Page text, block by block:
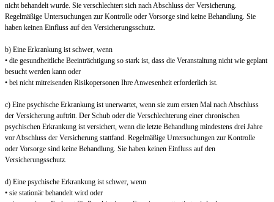
nicht behandelt wurde. Sie verschlechtert sich nach Abschluss der Versicherung.
Regelmäßige Untersuchungen zur Kontrolle oder Vorsorge sind keine Behandlung. Sie
haben keinen Einfluss auf den Versicherungsschutz.
b) Eine Erkrankung ist schwer, wenn
• die gesundheitliche Beeinträchtigung so stark ist, dass die Veranstaltung nicht wie geplant
besucht werden kann oder
• bei nicht mitreisenden Risikopersonen Ihre Anwesenheit erforderlich ist.
c) Eine psychische Erkrankung ist unerwartet, wenn sie zum ersten Mal nach Abschluss
der Versicherung auftritt. Der Schub oder die Verschlechterung einer chronischen
psychischen Erkrankung ist versichert, wenn die letzte Behandlung mindestens drei Jahre
vor Abschluss der Versicherung stattfand. Regelmäßige Untersuchungen zur Kontrolle
oder Vorsorge sind keine Behandlung. Sie haben keinen Einfluss auf den
Versicherungsschutz.
d) Eine psychische Erkrankung ist schwer, wenn
• sie stationär behandelt wird oder